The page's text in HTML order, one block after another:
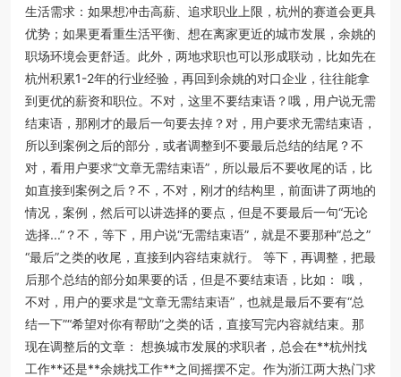
生活需求：如果想冲击高薪、追求职业上限，杭州的赛道会更具
优势；如果更看重生活平衡、想在离家更近的城市发展，余姚的
职场环境会更舒适。此外，两地求职也可以形成联动，比如先在
杭州积累1-2年的行业经验，再回到余姚的对口企业，往往能拿
到更优的薪资和职位。不对，这里不要结束语？哦，用户说无需
结束语，那刚才的最后一句要去掉？对，用户要求无需结束语，
所以到案例之后的部分，或者调整到不要最后总结的结尾？不
对，看用户要求“文章无需结束语”，所以最后不要收尾的话，比
如直接到案例之后？不，不对，刚才的结构里，前面讲了两地的
情况，案例，然后可以讲选择的要点，但是不要最后一句“无论
选择...”？不，等下，用户说“无需结束语”，就是不要那种“总之”
“最后”之类的收尾，直接到内容结束就行。 等下，再调整，把最
后那个总结的部分如果要的话，但是不要结束语，比如： 哦，
不对，用户的要求是“文章无需结束语”，也就是最后不要有“总
结一下”“希望对你有帮助”之类的话，直接写完内容就结束。那
现在调整后的文章： 想换城市发展的求职者，总会在**杭州找
工作**还是**余姚找工作**之间摇摆不定。作为浙江两大热门求